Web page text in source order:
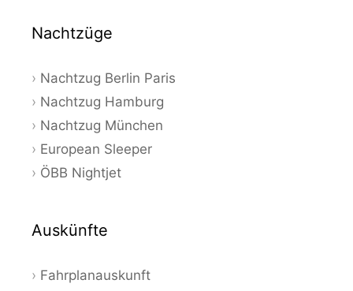
Nachtzüge
Nachtzug Berlin Paris
Nachtzug Hamburg
Nachtzug München
European Sleeper
ÖBB Nightjet
Auskünfte
Fahrplanauskunft